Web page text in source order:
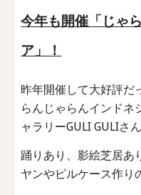
今年も開催「じゃ
ア」！
昨年開催して大好評だ
らんじゃらんインドネ
ャラリーGULI GULIさ
踊りあり、影絵芝居あ
ヤンやピルケース作り